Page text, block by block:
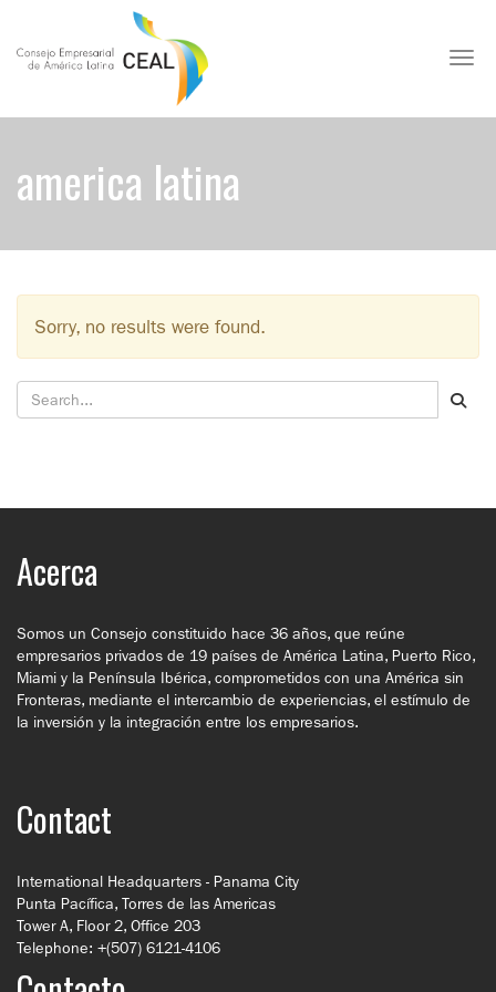
america latina
Sorry, no results were found.
Search for:
Acerca
Somos un Consejo constituido hace 36 años, que reúne
empresarios privados de 19 países de América Latina, Puerto Rico,
Miami y la Península Ibérica, comprometidos con una América sin
Fronteras, mediante el intercambio de experiencias, el estímulo de
la inversión y la integración entre los empresarios.
Contact
International Headquarters - Panama City
Punta Pacífica, Torres de las Americas
Tower A, Floor 2, Office 203
Telephone: +(507) 6121-4106